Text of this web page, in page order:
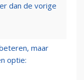
dan de vorige
maar
optie: